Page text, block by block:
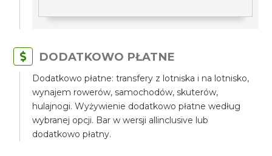
DODATKOWO PŁATNE
Dodatkowo płatne: transfery z lotniska i na lotnisko,
wynajem rowerów, samochodów, skuterów,
hulajnogi. Wyżywienie dodatkowo płatne według
wybranej opcji. Bar w wersji allinclusive lub
dodatkowo płatny.